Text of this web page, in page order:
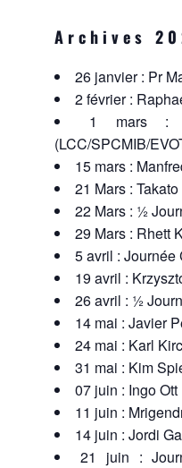
Archives
26 janvier : Pr
2 février :
1 mars :
(LCC/SPCMIB/
15 mars :
21 Mars :
22 Mars : ½
29 Mars : Rhett
5 avril :
19 avril :
26 avril : ½
14 mai : Javier
24 mai : Karl
31 mai : Kim
07 juin : Ingo Ott
11 juin :
14 juin : Jordi
21 juin :